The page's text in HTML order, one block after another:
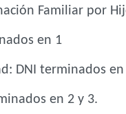
Familiar por
en 1
DNI terminados en
en 2 y 3.